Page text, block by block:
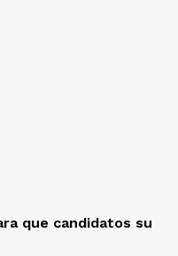
que candidatos su